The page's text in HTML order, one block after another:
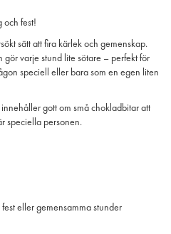
och fest!
sätt att fira kärlek och gemenskap.
varje stund lite sötare – perfekt för
speciell eller bara som en egen liten
gott om små chokladbitar att
speciella personen.
eller gemensamma stunder